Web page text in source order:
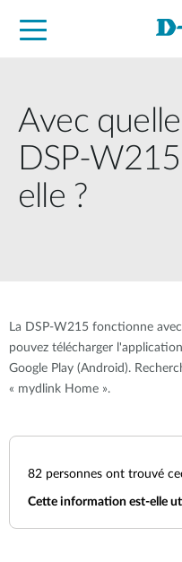
Avec
DSP-
elle ?
La DSP-W215 fonctionne
pouvez télécharger
Google Play (Android).
« mydlink Home ».
82 personnes ont trouvé
Cette information est-elle